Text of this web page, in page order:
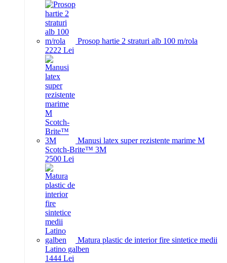
Prosop hartie 2 straturi alb 100 m/rola
2222 Lei
Manusi latex super rezistente marime M
Scotch-Brite™ 3M
2500 Lei
Matura plastic de interior fire sintetice medii
Latino galben
1444 Lei